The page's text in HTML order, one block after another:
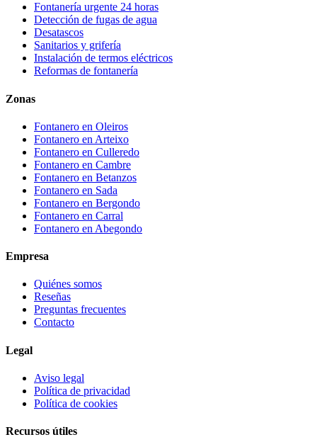
Fontanería urgente 24 horas
Detección de fugas de agua
Desatascos
Sanitarios y grifería
Instalación de termos eléctricos
Reformas de fontanería
Zonas
Fontanero en Oleiros
Fontanero en Arteixo
Fontanero en Culleredo
Fontanero en Cambre
Fontanero en Betanzos
Fontanero en Sada
Fontanero en Bergondo
Fontanero en Carral
Fontanero en Abegondo
Empresa
Quiénes somos
Reseñas
Preguntas frecuentes
Contacto
Legal
Aviso legal
Política de privacidad
Política de cookies
Recursos útiles